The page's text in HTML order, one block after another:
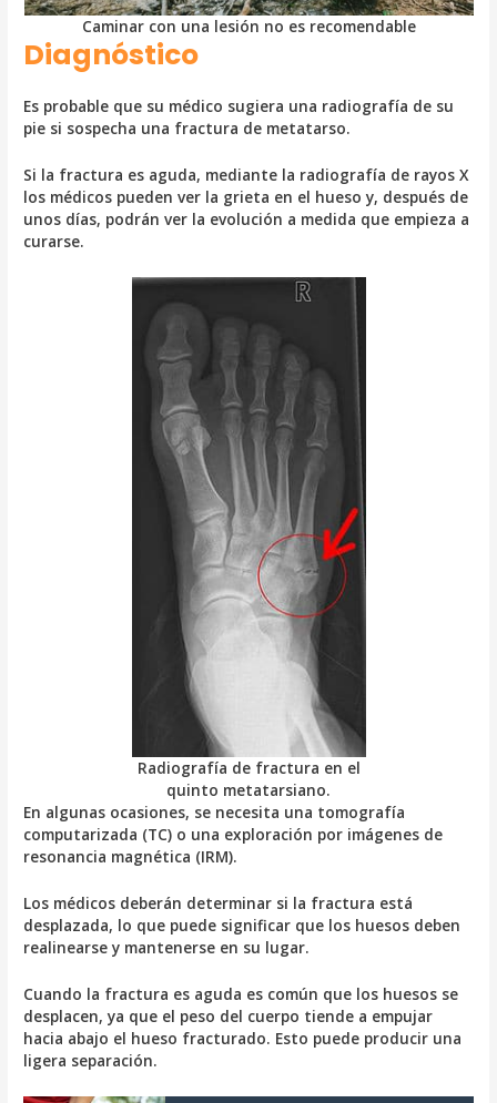
Caminar con una lesión no es recomendable
Diagnóstico
Es probable que su médico sugiera una radiografía de su
pie si sospecha una fractura de metatarso.
Si la fractura es aguda, mediante la radiografía de rayos X
los médicos pueden ver la grieta en el hueso y, después de
unos días, podrán ver la evolución a medida que empieza a
curarse.
Radiografía de fractura en el
quinto metatarsiano.
En algunas ocasiones, se necesita una tomografía
computarizada (TC) o una exploración por imágenes de
resonancia magnética (IRM).
Los médicos deberán determinar si la fractura está
desplazada, lo que puede significar que los huesos deben
realinearse y mantenerse en su lugar.
Cuando la fractura es aguda es común que los huesos se
desplacen, ya que el peso del cuerpo tiende a empujar
hacia abajo el hueso fracturado. Esto puede producir una
ligera separación.